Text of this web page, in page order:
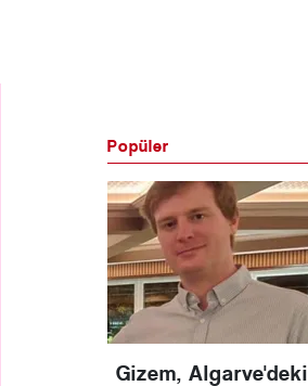
Popüler
Gizem, Algarve'deki